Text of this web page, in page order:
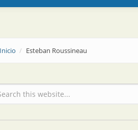
Inicio Esteban Roussineau
de búsqueda